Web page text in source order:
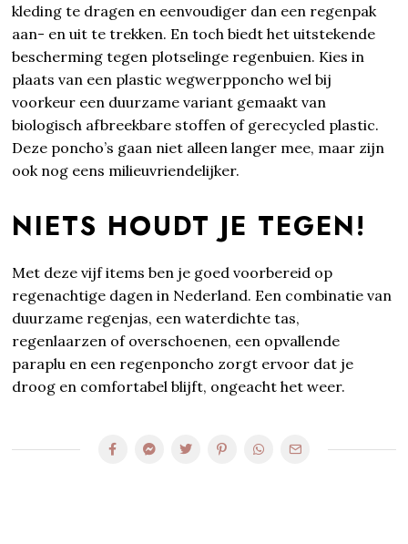
kleding te dragen en eenvoudiger dan een regenpak
aan- en uit te trekken. En toch biedt het uitstekende
bescherming tegen plotselinge regenbuien. Kies in
plaats van een plastic wegwerpponcho wel bij
voorkeur een duurzame variant gemaakt van
biologisch afbreekbare stoffen of gerecycled plastic.
Deze poncho’s gaan niet alleen langer mee, maar zijn
ook nog eens milieuvriendelijker.
NIETS HOUDT JE TEGEN!
Met deze vijf items ben je goed voorbereid op
regenachtige dagen in Nederland. Een combinatie van
duurzame regenjas, een waterdichte tas,
regenlaarzen of overschoenen, een opvallende
paraplu en een regenponcho zorgt ervoor dat je
droog en comfortabel blijft, ongeacht het weer.